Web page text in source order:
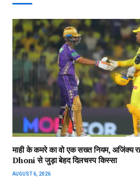
माही के कमरे का वो एक सख्त नियम, अजिंक्‍य
Dhoni से जुड़ा बेहद दिलचस्प किस्सा
AUGUST 6, 2026